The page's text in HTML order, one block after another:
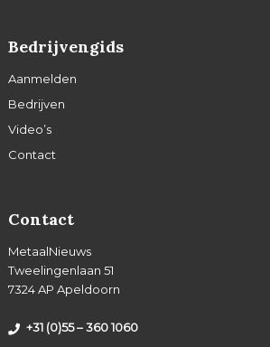
Bedrijvengids
Aanmelden
Bedrijven
Video’s
Contact
Contact
MetaalNieuws
Tweelingenlaan 51
7324 AP Apeldoorn
+31 (0)55 – 360 1060